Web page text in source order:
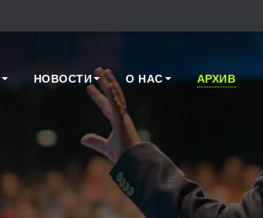
НОВОСТИ О НАС АРХИВ